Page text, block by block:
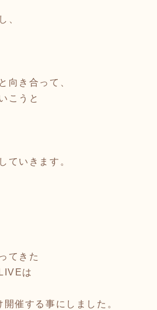
、
向き合って、
こうと
ていきます。
てきた
は
催する事にしました。